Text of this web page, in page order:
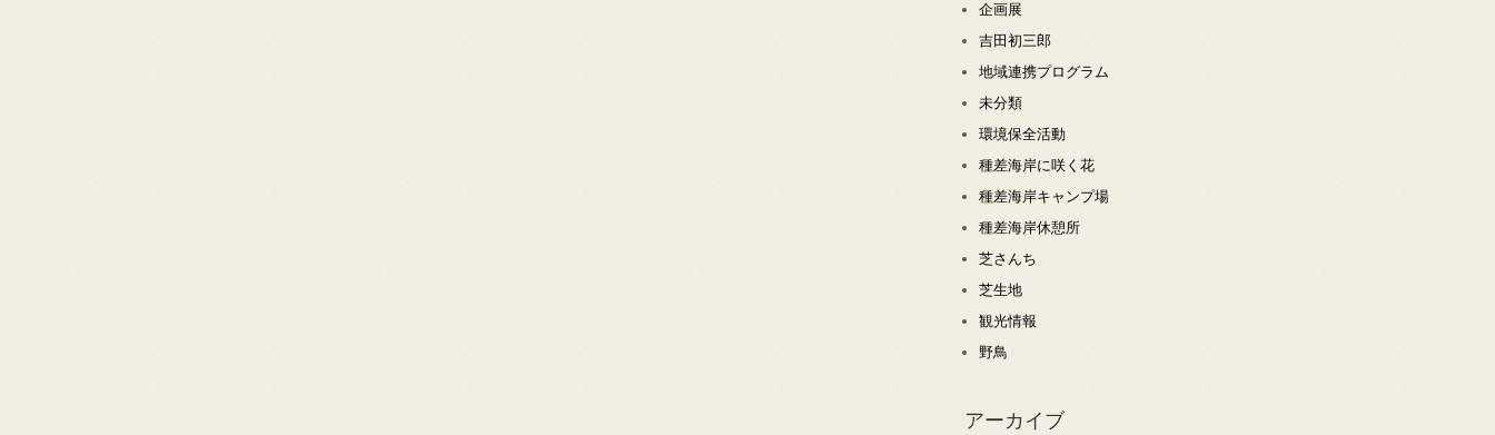
企画展
吉田初三郎
地域連携プログラム
未分類
環境保全活動
種差海岸に咲く花
種差海岸キャンプ場
種差海岸休憩所
芝さんち
芝生地
観光情報
野鳥
アーカイブ